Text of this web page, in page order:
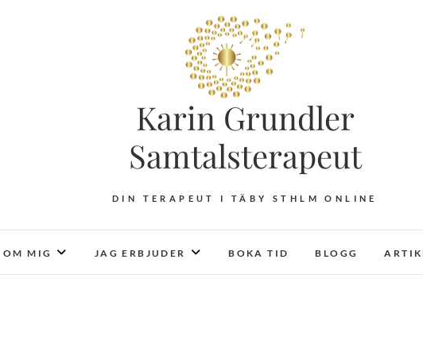
Karin Grundler
Samtalsterapeut
DIN TERAPEUT I TÄBY STHLM ONLINE
OM MIG JAG ERBJUDER BOKA TID BLOGG